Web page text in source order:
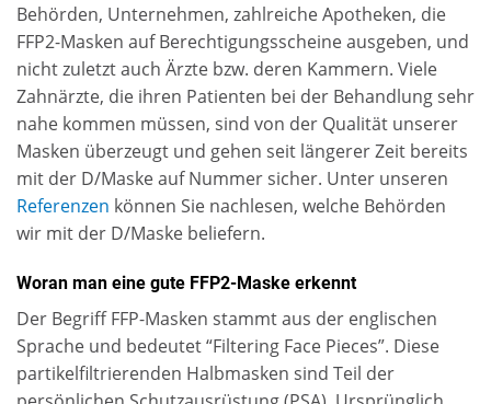
Behörden, Unternehmen, zahlreiche Apotheken, die
FFP2-Masken auf Berechtigungsscheine ausgeben, und
nicht zuletzt auch Ärzte bzw. deren Kammern. Viele
Zahnärzte, die ihren Patienten bei der Behandlung sehr
nahe kommen müssen, sind von der Qualität unserer
Masken überzeugt und gehen seit längerer Zeit bereits
mit der D/Maske auf Nummer sicher. Unter unseren
Referenzen können Sie nachlesen, welche Behörden
wir mit der D/Maske beliefern.
Woran man eine gute FFP2-Maske erkennt
Der Begriff FFP-Masken stammt aus der englischen
Sprache und bedeutet “Filtering Face Pieces”. Diese
partikelfiltrierenden Halbmasken sind Teil der